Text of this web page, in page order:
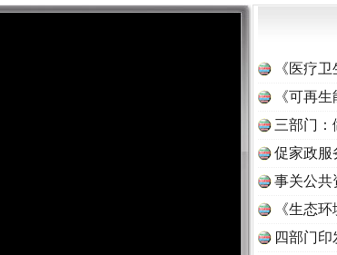
《医疗
《可再
三部门
促家政服
事关公共
《生态
读
四部门